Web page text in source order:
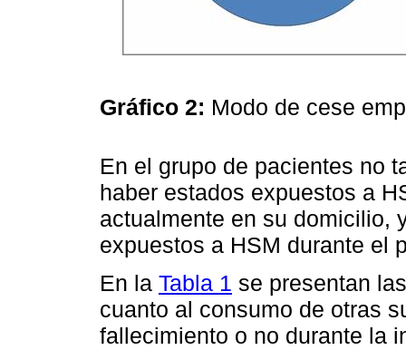
Gráfico 2: Modo de cese
En el grupo de pacientes no
haber estados expuestos a
actualmente en su domicilio,
expuestos a HSM durante el
En la Tabla 1 se presentan
cuanto al consumo de otras
fallecimiento o no durante la